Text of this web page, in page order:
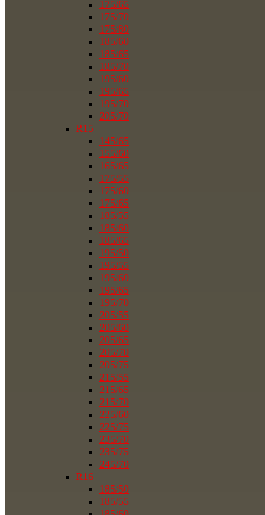
175/65
175/70
175/80
185/60
185/65
185/70
195/60
195/65
195/70
205/70
R15
145/65
155/60
165/65
175/55
175/60
175/65
185/55
185/60
185/65
195/50
195/55
195/60
195/65
195/70
205/55
205/60
205/65
205/70
205/75
215/55
215/65
215/70
225/60
225/75
235/70
235/75
245/70
R16
185/50
185/55